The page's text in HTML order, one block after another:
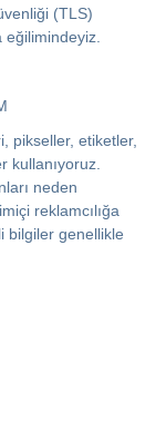
(TLS)
pikseller, etiketler,
kullanıyoruz.
neden
reklamcılığa
bilgiler genellikle